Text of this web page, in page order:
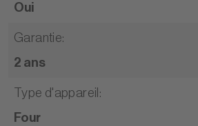
Oui
Garantie:
2 ans
Type d'appareil :
Four